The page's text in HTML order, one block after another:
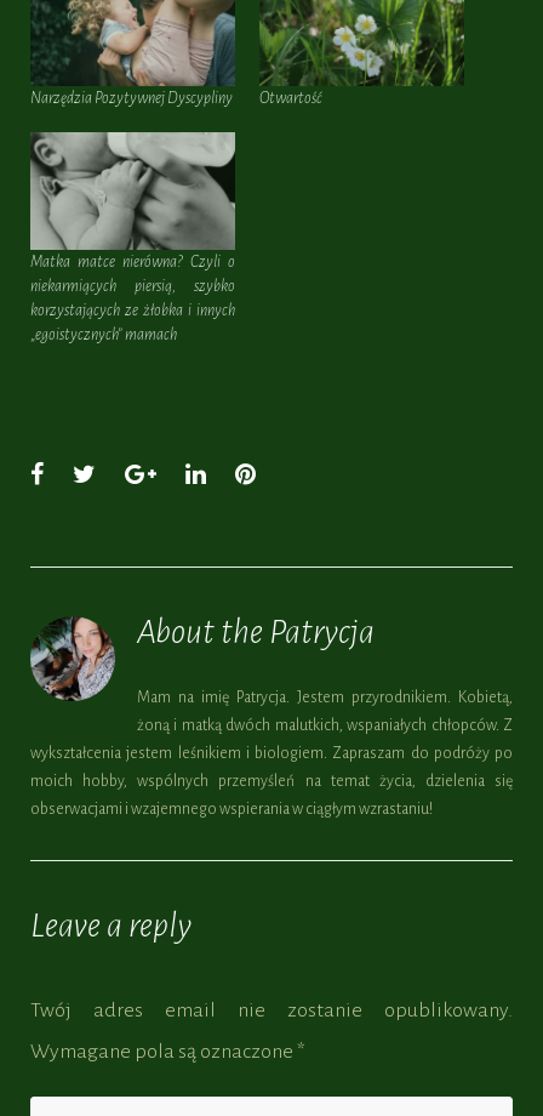
Narzędzia Pozytywnej Dyscypliny Otwartość
Matka matce nierówna? Czyli o
niekarmiących piersią, szybko
korzystających ze żłobka i innych
„egoistycznych” mamach
FacebookTwitterGoogle+LinkedInPinterest
About the Patrycja
Mam na imię Patrycja. Jestem przyrodnikiem. Kobietą,
żoną i matką dwóch malutkich, wspaniałych chłopców. Z
wykształcenia jestem leśnikiem i biologiem. Zapraszam do podróży po
moich hobby, wspólnych przemyśleń na temat życia, dzielenia się
obserwacjami i wzajemnego wspierania w ciągłym wzrastaniu!
Leave a reply
Twój adres email nie zostanie opublikowany.
Wymagane pola są oznaczone *